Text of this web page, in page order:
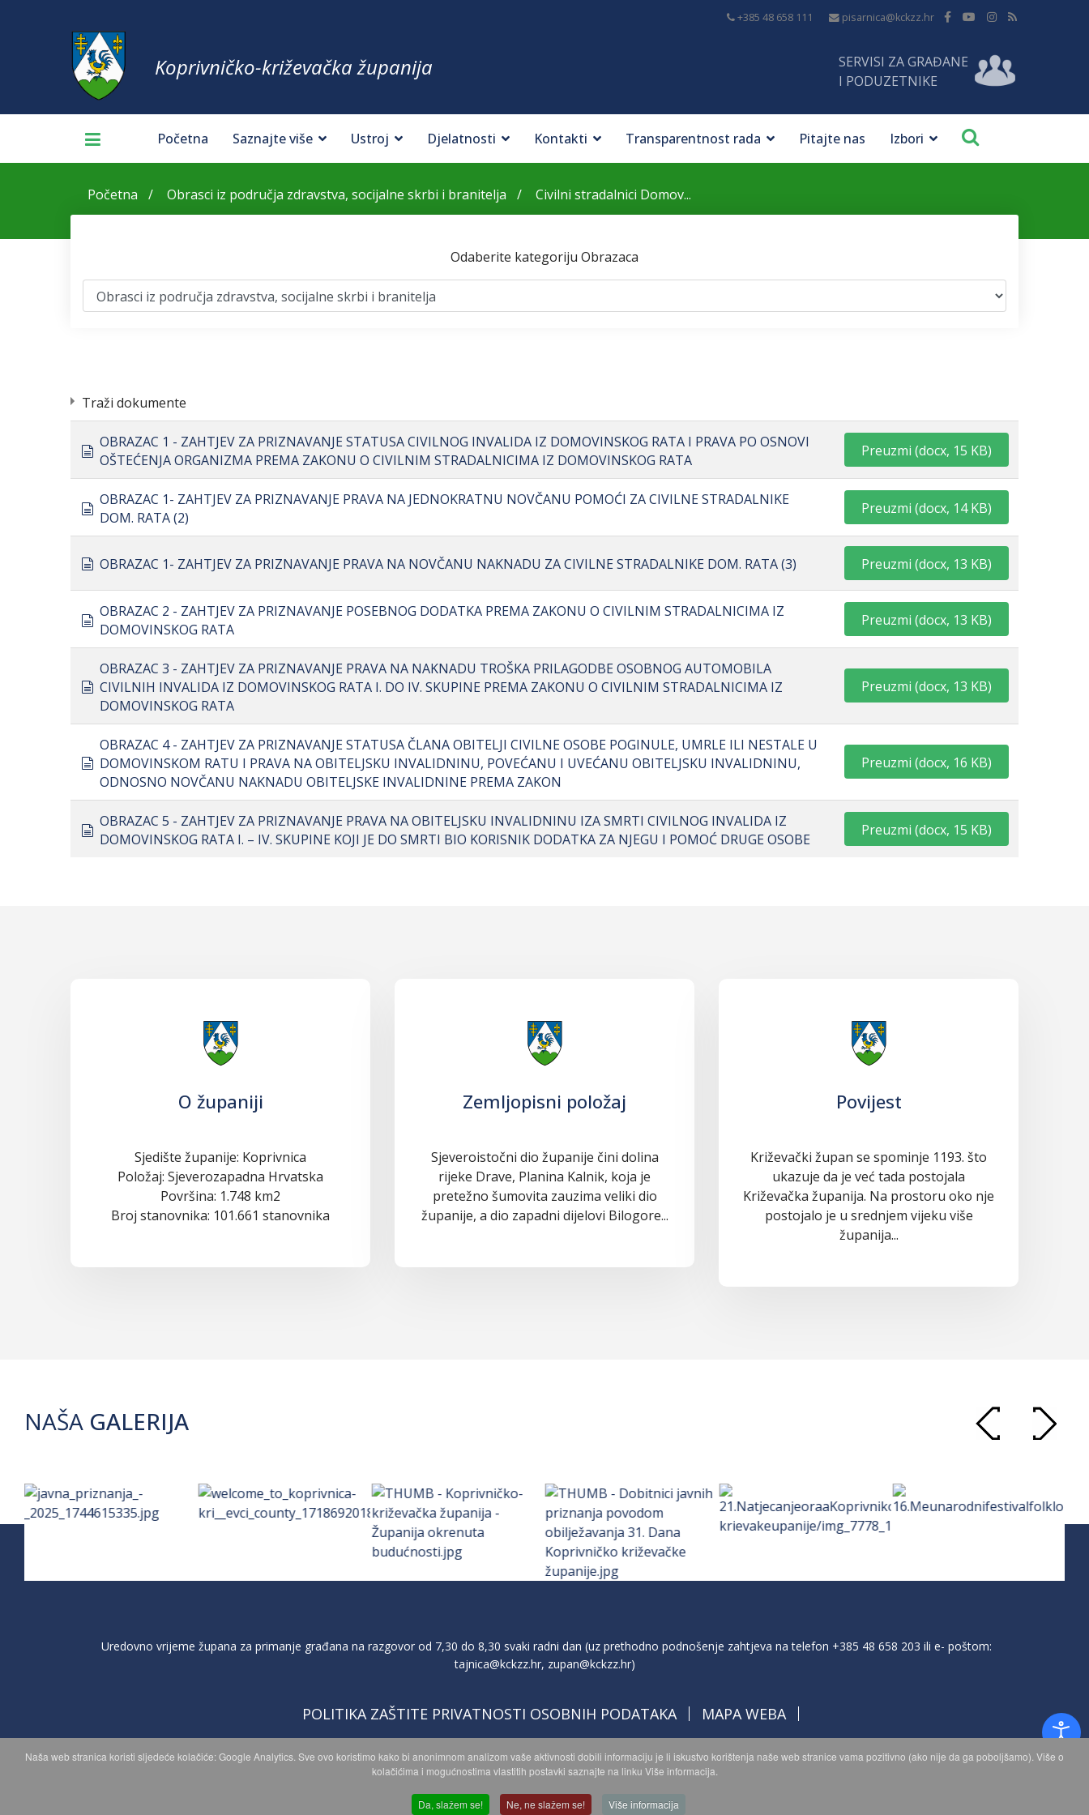
+385 48 658 111 pisarnica@kckzz.hr
Koprivničko-križevačka županija
SERVISI ZA GRAĐANE
I PODUZETNIKE
Početna Saznajte više Ustroj Djelatnosti Kontakti Transparentnost rada Pitajte nas Izbori
Početna Obrasci iz područja zdravstva, socijalne skrbi i branitelja Civilni stradalnici Domov...
Odaberite kategoriju Obrazaca
Traži dokumente
document
OBRAZAC 1 - ZAHTJEV ZA PRIZNAVANJE STATUSA CIVILNOG INVALIDA IZ DOMOVINSKOG RATA I PRAVA PO OSNOVI
OŠTEĆENJA ORGANIZMA PREMA ZAKONU O CIVILNIM STRADALNICIMA IZ DOMOVINSKOG RATA
Preuzmi (docx, 15 KB)
document
OBRAZAC 1- ZAHTJEV ZA PRIZNAVANJE PRAVA NA JEDNOKRATNU NOVČANU POMOĆI ZA CIVILNE STRADALNIKE
DOM. RATA (2)
Preuzmi (docx, 14 KB)
document
OBRAZAC 1- ZAHTJEV ZA PRIZNAVANJE PRAVA NA NOVČANU NAKNADU ZA CIVILNE STRADALNIKE DOM. RATA (3) Preuzmi (docx, 13 KB)
document
OBRAZAC 2 - ZAHTJEV ZA PRIZNAVANJE POSEBNOG DODATKA PREMA ZAKONU O CIVILNIM STRADALNICIMA IZ
DOMOVINSKOG RATA
Preuzmi (docx, 13 KB)
document
OBRAZAC 3 - ZAHTJEV ZA PRIZNAVANJE PRAVA NA NAKNADU TROŠKA PRILAGODBE OSOBNOG AUTOMOBILA
CIVILNIH INVALIDA IZ DOMOVINSKOG RATA I. DO IV. SKUPINE PREMA ZAKONU O CIVILNIM STRADALNICIMA IZ
DOMOVINSKOG RATA
Preuzmi (docx, 13 KB)
document
OBRAZAC 4 - ZAHTJEV ZA PRIZNAVANJE STATUSA ČLANA OBITELJI CIVILNE OSOBE POGINULE, UMRLE ILI NESTALE U
DOMOVINSKOM RATU I PRAVA NA OBITELJSKU INVALIDNINU, POVEĆANU I UVEĆANU OBITELJSKU INVALIDNINU,
ODNOSNO NOVČANU NAKNADU OBITELJSKE INVALIDNINE PREMA ZAKON
Preuzmi (docx, 16 KB)
document
OBRAZAC 5 - ZAHTJEV ZA PRIZNAVANJE PRAVA NA OBITELJSKU INVALIDNINU IZA SMRTI CIVILNOG INVALIDA IZ
DOMOVINSKOG RATA I. – IV. SKUPINE KOJI JE DO SMRTI BIO KORISNIK DODATKA ZA NJEGU I POMOĆ DRUGE OSOBE
Preuzmi (docx, 15 KB)
O županiji
Sjedište županije: Koprivnica
Položaj: Sjeverozapadna Hrvatska
Površina: 1.748 km2
Broj stanovnika: 101.661 stanovnika
Zemljopisni položaj
Sjeveroistočni dio županije čini dolina
rijeke Drave, Planina Kalnik, koja je
pretežno šumovita zauzima veliki dio
županije, a dio zapadni dijelovi Bilogore...
Povijest
Križevački župan se spominje 1193. što
ukazuje da je već tada postojala
Križevačka županija. Na prostoru oko nje
postojalo je u srednjem vijeku više
županija...
NAŠA GALERIJA
Uredovno vrijeme župana za primanje građana na razgovor od 7,30 do 8,30 svaki radni dan (uz prethodno podnošenje zahtjeva na telefon +385 48 658 203 ili e- poštom:
tajnica@kckzz.hr, zupan@kckzz.hr)
POLITIKA ZAŠTITE PRIVATNOSTI OSOBNIH PODATAKA MAPA WEBA
Copyright © 2026 Koprivničko - križevačka županija. Sva prava zadržana.
© 2018 Your Company. Designed ByJoomShaper
Naša web stranica koristi sljedeće kolačiće: Google Analytics. Sve ovo koristimo kako bi anonimnom analizom vaše aktivnosti dobili informaciju je li iskustvo korištenja naše web stranice vama pozitivno (ako nije da ga poboljšamo). Više o
kolačićima i mogućnostima vlastitih postavki saznajte na linku Više informacija.
Da, slažem se! Ne, ne slažem se! Više informacija